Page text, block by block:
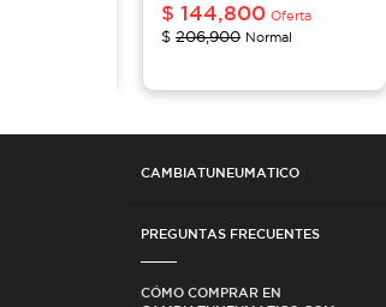
$ 144,800 Oferta
$ 206,900 Normal
CAMBIATUNEUMATICO
PREGUNTAS FRECUENTES
CÓMO COMPRAR EN